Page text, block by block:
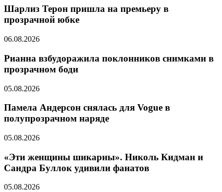
Шарлиз Терон пришла на премьеру в
прозрачной юбке
06.08.2026
Рианна взбудоражила поклонников снимками в
прозрачном боди
05.08.2026
Памела Андерсон снялась для Vogue в
полупрозрачном наряде
05.08.2026
«Эти женщины шикарны». Николь Кидман и
Сандра Буллок удивили фанатов
05.08.2026